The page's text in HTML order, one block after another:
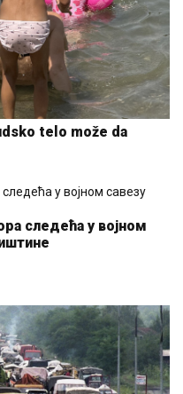
telo može da
следећа у војном